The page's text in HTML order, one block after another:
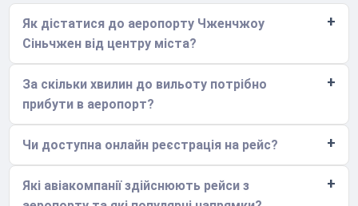
Як дістатися до аеропорту Чженчжоу
Сіньчжен від центру міста?
За скільки хвилин до вильоту потрібно
прибути в аеропорт?
Чи доступна онлайн реєстрація на рейс?
Які авіакомпанії здійснюють рейси з